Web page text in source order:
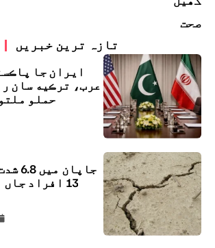
صحت
تازہ ترین خبریں
ايران جا
عرب، ترڪيه سان
حملو
جاپان
13 افراد